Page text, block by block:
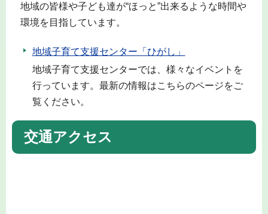
地域の皆様や子ども達が“ほっと”出来るような時間や
環境を目指しています。
地域子育て支援センター「ひがし」
地域子育て支援センターでは、様々なイベントを
行っています。最新の情報はこちらのページをご
覧ください。
交通アクセス